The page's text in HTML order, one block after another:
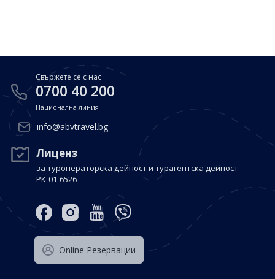
Почивки в Италия
Почивки в Доминиканска република
Почивки в Дубай
Почивка в Мексико
Политика за поверителност
Контакти
Вход за агенти
Свържете се с нас
0700 40 200
Свържете се с нас
0700 40 200
Национална линия
info@abvtravel.bg
Лиценз
за туроператорска дейност и турагентска дейност
РК-01-6526
Оnline Резервации